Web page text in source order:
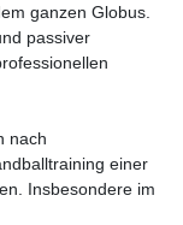
ganzen Globus.
passiver
nach
einer
Insbesondere im